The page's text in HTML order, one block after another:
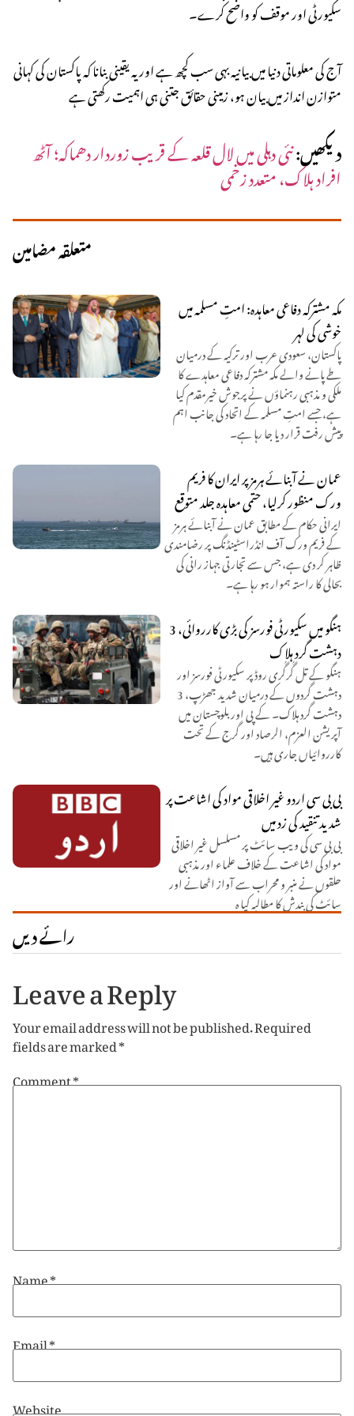
سکیورٹی اور موقف کو واضح کرے۔
آج کی معلوماتی دنیا میں بیانیہ بہی سب کچھ ہے اور یہ یقینی بنانا کہ پاکستان کی کہانی
متوازن انداز میں بیان ہو، زمینی حقائق جتنی ہی اہمیت رکھتی ہے
دیکھیں:نئی دہلی میں لال قلعہ کے قریب زوردار دھماکہ؛ آٹھ
افراد ہلاک، متعدد زخمی
متعلقہ مضامین
مکہ مشترکہ دفاعی معاہدہ: امتِ مسلمہ میں
خوشی کی لہر
پاکستان، سعودی عرب اور ترکیہ کے درمیان
طے پانے والے مکہ مشترکہ دفاعی معاہدے کا
ملکی و مذہبی رہنماؤں نے پرجوش خیرمقدم کیا
ہے، جسے امتِ مسلمہ کے اتحاد کی جانب اہم
پیش رفت قرار دیا جا رہا ہے۔
عمان نے آبنائے ہرمز پر ایران کا فریم
ورک منظور کرلیا، حتمی معاہدہ جلد متوقع
ایرانی حکام کے مطابق عمان نے آبنائے ہرمز
کے فریم ورک آف انڈراسٹینڈنگ پر رضامندی
ظاہر کر دی ہے، جس سے تجارتی جہاز رانی کی
بحالی کا راستہ ہموار ہو رہا ہے۔
ہنگو میں سکیورٹی فورسز کی بڑی کارروائی، 3
دہشت گرد ہلاک
ہنگو کے تل گُرگُری روڈ پر سکیورٹی فورسز اور
دہشت گردوں کے درمیان شدید جھڑپ، 3
دہشت گرد ہلاک۔ کے پی اور بلوچستان میں
آپریشن العزم، الرصاد اور گرج کے تحت
کارروائیاں جاری ہیں۔
بی بی سی اردو غیر اخلاقی مواد کی اشاعت پر
شدید تنقید کی زد میں
بی بی سی کی ویب سائٹ پر مسلسل غیر اخلاقی
مواد کی اشاعت کے خلاف علماء اور مذہبی
حلقوں نے منبر و محراب سے آواز اٹھانے اور
سائٹ کی بندش کا مطالبہ کیا ہ
رائے دیں
Leave a Reply
Your email address will not be published.Required
fields are marked*
Comment*
Name*
Email*
Website